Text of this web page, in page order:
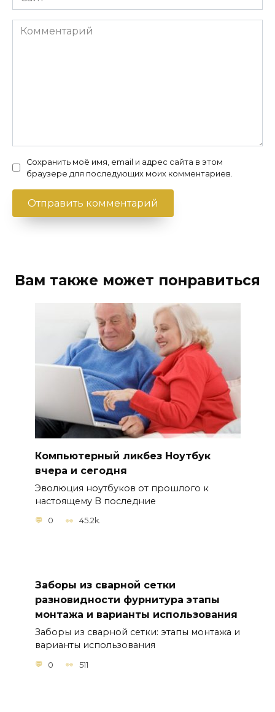
Комментарий
Сохранить моё имя, email и адрес сайта в этом
браузере для последующих моих комментариев.
Вам также может понравиться
Компьютерный ликбез Ноутбук
вчера и сегодня
Эволюция ноутбуков от прошлого к
настоящему В последние
0 45.2k.
Заборы из сварной сетки
разновидности фурнитура этапы
монтажа и варианты использования
Заборы из сварной сетки: этапы монтажа и
варианты использования
0 511